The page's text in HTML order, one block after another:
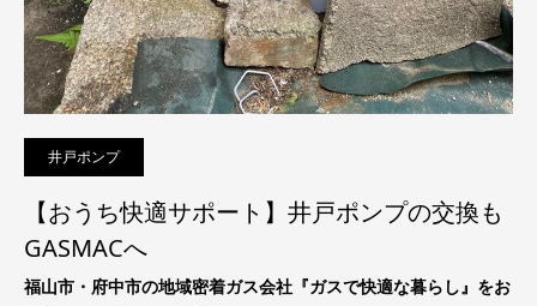
井戸ポンプ
【おうち快適サポート】井戸ポンプの交換も
GASMACへ
福山市・府中市の地域密着ガス会社『ガスで快適な暮らし』をお